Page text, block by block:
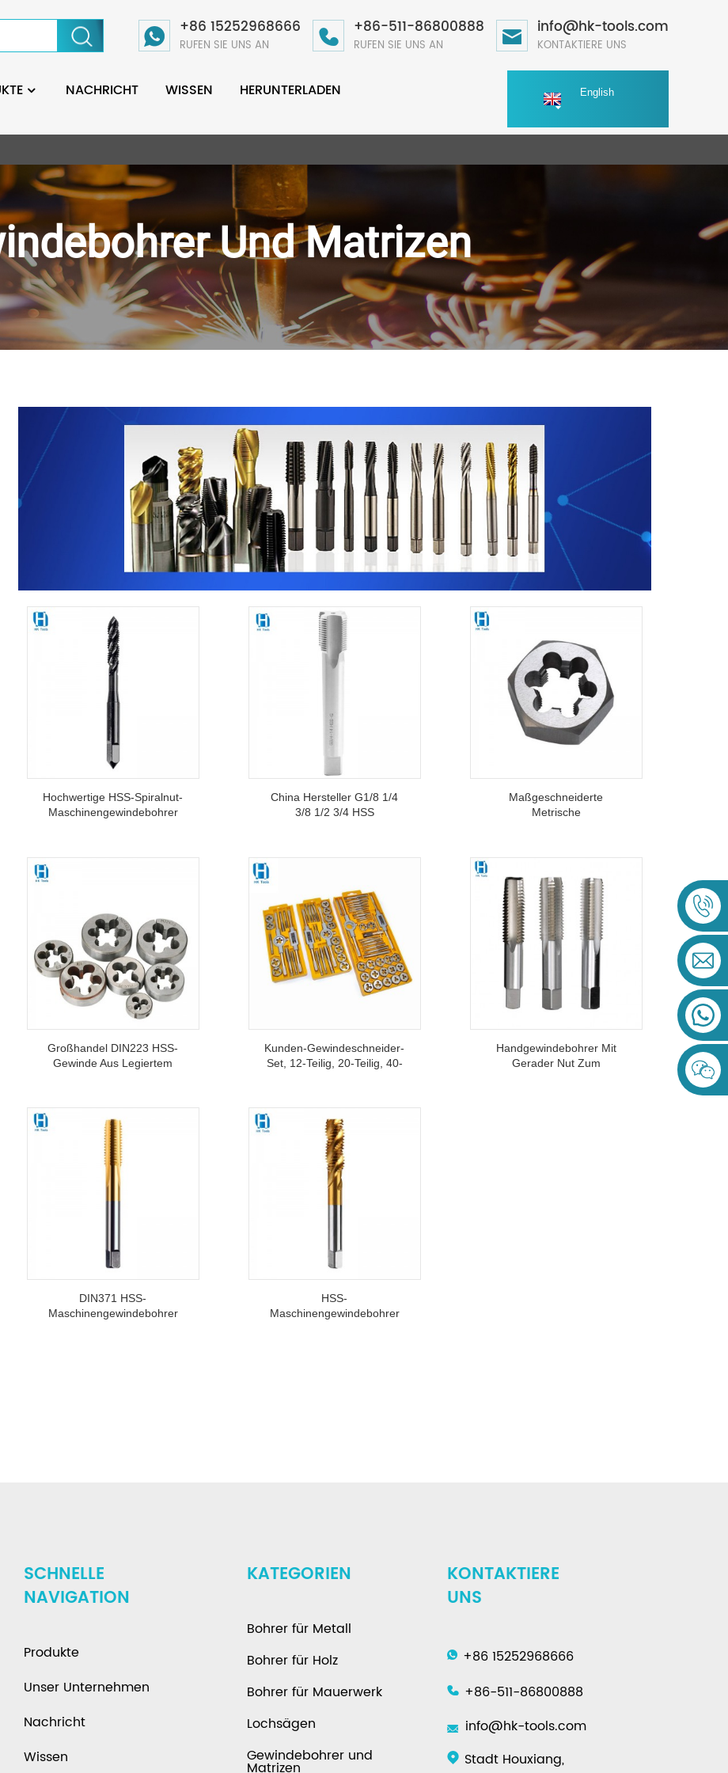
+86 15252968666
RUFEN SIE UNS AN
+86-511-86800888
RUFEN SIE UNS AN
info@hk-tools.com
KONTAKTIERE UNS
NACHRICHT WISSEN
HERUNTERLADEN
English
Und Matrizen
Hochwertige HSS-Spiralnut-
Maschinengewindebohrer
Großhandel
China Hersteller G1/8 1/4
3/8 1/2 3/4 HSS
Maßgeschneiderte
Metrische
Gewindeschneiden Von
Edelstahl
Großhandel DIN223 HSS-
Gewinde Aus Legiertem
Edelstahl, Allzweck-
Gewindeschneiden
Kunden-Gewindeschneider-
Set, 12-Teilig, 20-Teilig, 40-
Handgewindebohrer Mit
Gerader Nut Zum
DIN371 HSS-
Maschinengewindebohrer
HSS-
Maschinengewindebohrer
SCHNELLE
NAVIGATION
Produkte
Unser Unternehmen
Nachricht
Wissen
KATEGORIEN
Bohrer für Metall
Bohrer für Holz
Bohrer für Mauerwerk
Lochsägen
Gewindebohrer und
Matrizen
KONTAKTIERE
UNS
+86 15252968666
+86-511-86800888
info@hk-tools.com
Stadt Houxiang,